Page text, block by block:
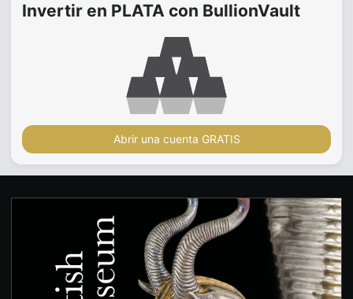
Invertir en PLATA con BullionVault
Abrir una cuenta GRATIS